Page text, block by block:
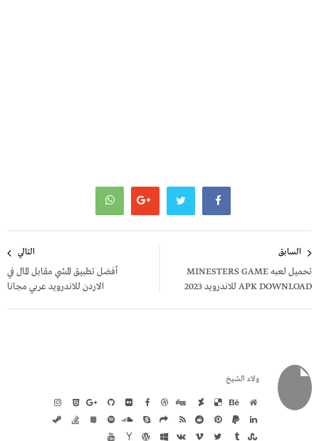
المقالات
السابق
تحميل لعبه MINESTERS GAME
APK DOWNLOAD للاندرويد 2023
التالي
أفضل تطبيق المشي مقابل المال في
الاردن للاندرويد عربي مجانا
ولاء الشيخ